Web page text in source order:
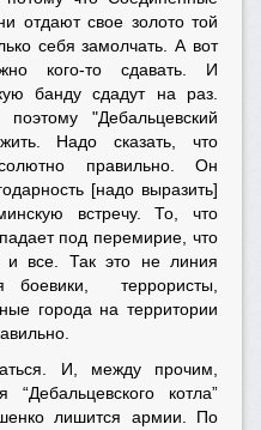
отдают свое золото той
себя замолчать. А вот
кого-то сдавать. И
банду сдадут на раз.
"Дебальцевский
Надо сказать, что
правильно. Он
[надо выразить]
встречу. То, что
под перемирие, что
и все. Так это не линия
боевики, террористы,
города на территории
И, между прочим,
“Дебальцевского котла”
лишится армии. По